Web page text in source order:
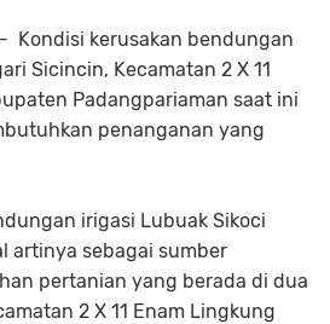
Kondisi kerusakan bendungan
Sicincin, Kecamatan 2 X 11
Padangpariaman saat ini
penanganan yang
irigasi Lubuak Sikoci
artinya sebagai sumber
pertanian yang berada di dua
2 X 11 Enam Lingkung